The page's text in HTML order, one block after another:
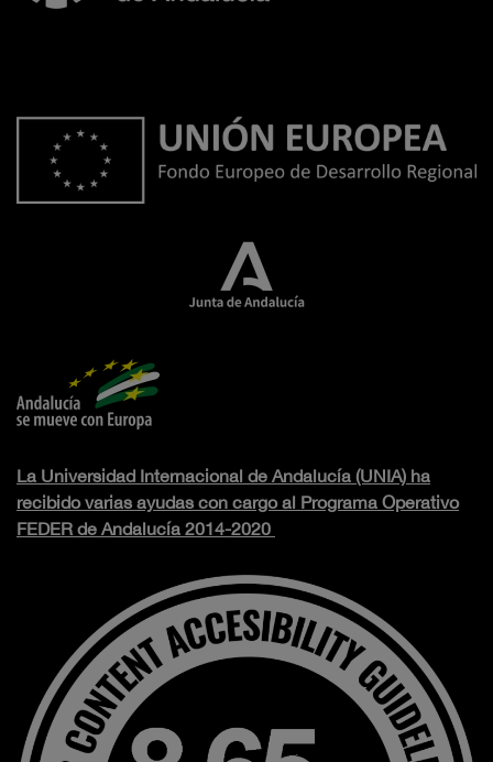
La Universidad Internacional de Andalucía (UNIA) ha
recibido varias ayudas con cargo al Programa Operativo
FEDER de Andalucía 2014-2020